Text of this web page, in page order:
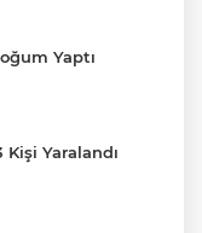
Yaptı
Yaralandı